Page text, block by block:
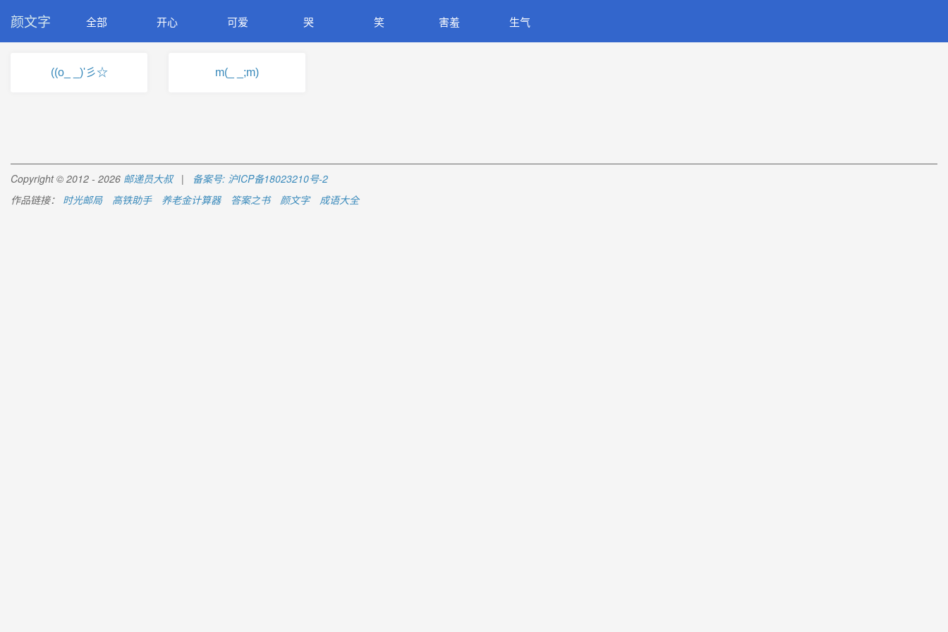
颜文字 全部 开心 可爱 哭 笑 害羞 生气
((o_ _)'彡☆ m(_ _;m)
Copyright © 2012 - 2026 邮递员大叔| 备案号: 沪ICP备18023210号-2
作品链接： 时光邮局 高铁助手 养老金计算器 答案之书 颜文字 成语大全